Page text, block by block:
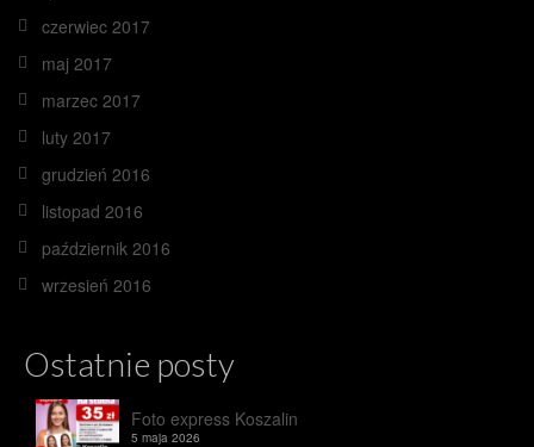
czerwiec 2017
maj 2017
marzec 2017
luty 2017
grudzień 2016
listopad 2016
październik 2016
wrzesień 2016
Ostatnie posty
Foto express Koszalin
5 maja 2026